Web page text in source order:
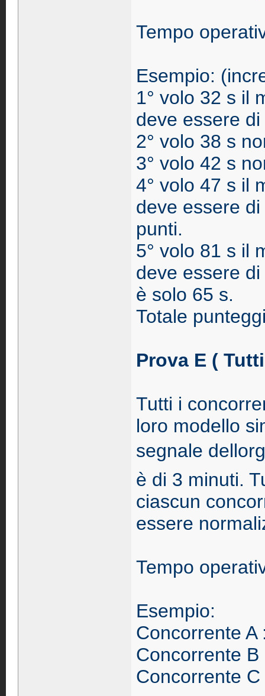
Tempo
Esempio:
1° volo 32 s il
deve essere
2° volo 38 s
3° volo 42 s
4° volo 47 s il
deve essere
punti.
5° volo 81 s il
deve essere
è solo 65 s.
Totale
Prova E (
Tutti i
loro modello
segnale
è di 3 minuti.
ciascun
essere
Tempo
Esempio:
Concorrente
Concorrente
Concorrente